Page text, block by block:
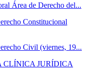
Área de Derecho del...
Constitucional
Civil (viernes, 19...
CLÍNICA JURÍDICA